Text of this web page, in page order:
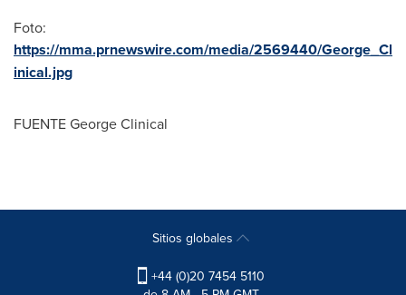
Foto:
https://mma.prnewswire.com/media/2569440/George_Cl
inical.jpg
FUENTE George Clinical
Sitios globales
+44 (0)20 7454 5110